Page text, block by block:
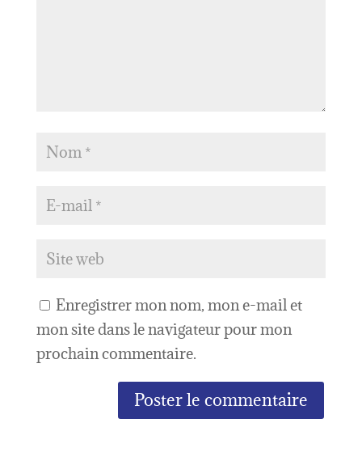
Enregistrer mon nom, mon e-mail et
mon site dans le navigateur pour mon
prochain commentaire.